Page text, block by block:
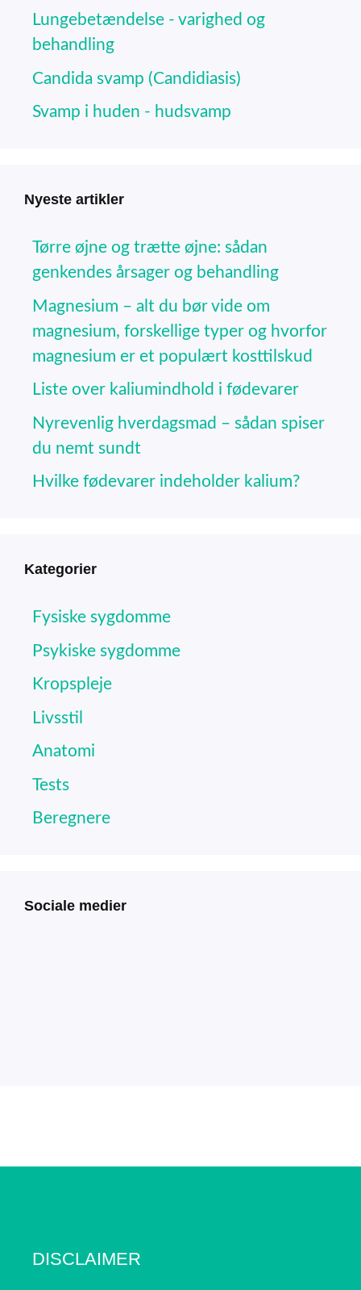
Lungebetændelse - varighed og
behandling
Candida svamp (Candidiasis)
Svamp i huden - hudsvamp
Nyeste artikler
Tørre øjne og trætte øjne: sådan
genkendes årsager og behandling
Magnesium – alt du bør vide om
magnesium, forskellige typer og hvorfor
magnesium er et populært kosttilskud
Liste over kaliumindhold i fødevarer
Nyrevenlig hverdagsmad – sådan spiser
du nemt sundt
Hvilke fødevarer indeholder kalium?
Kategorier
Fysiske sygdomme
Psykiske sygdomme
Kropspleje
Livsstil
Anatomi
Tests
Beregnere
Sociale medier
DISCLAIMER